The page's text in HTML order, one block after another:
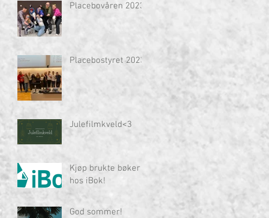
Placebovåren 2023
Placebostyret 2023
Julefilmkveld<3
Kjøp brukte bøker
hos iBok!
God sommer!